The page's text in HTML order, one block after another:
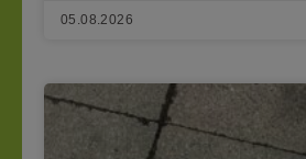
05.08.2026